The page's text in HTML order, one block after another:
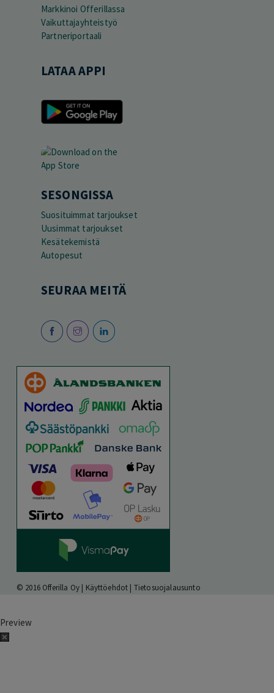
Markkinoi Offerillassa
Vaikuttajayhteistyö
Partneriportaali
LATAA APPI
SESONGISSA
Suosituimmat tarjoukset
Uusimmat tarjoukset
Kesätekemistä
Autopesut
SEURAA MEITÄ
© 2016 Offerilla Oy | Käyttöehdot | Tietosuojalausunto
Preview